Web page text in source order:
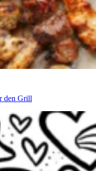
den Grill